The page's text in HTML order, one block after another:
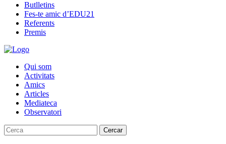
Butlletins
Fes-te amic d’EDU21
Referents
Premis
Qui som
Activitats
Amics
Articles
Mediateca
Observatori
Cercar